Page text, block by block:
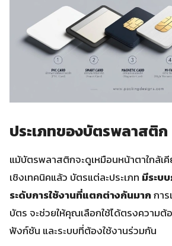
ประเภทของบัตรพลาสติก
แม้บัตรพลาสติกจะดูเหมือนหน้าตาใกล้เ
เชิงเทคนิคแล้ว บัตรแต่ละประเภท มีระบ
ระดับการใช้งานที่แตกต่างกันมากการ
บัตร จะช่วยให้คุณเลือกใช้ได้ตรงความต้
ฟังก์ชัน และระบบที่ต้องใช้งานร่วมกัน